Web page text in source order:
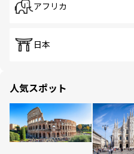
アフリカ
日本
人気スポット